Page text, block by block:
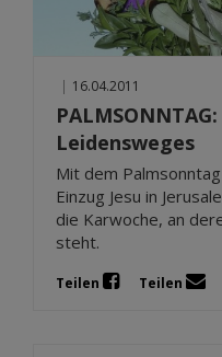
| 16.04.2011
Leidensweges
Mit dem
Einzug Jesu in
die Karwoche, an
steht.
Teilen Teilen